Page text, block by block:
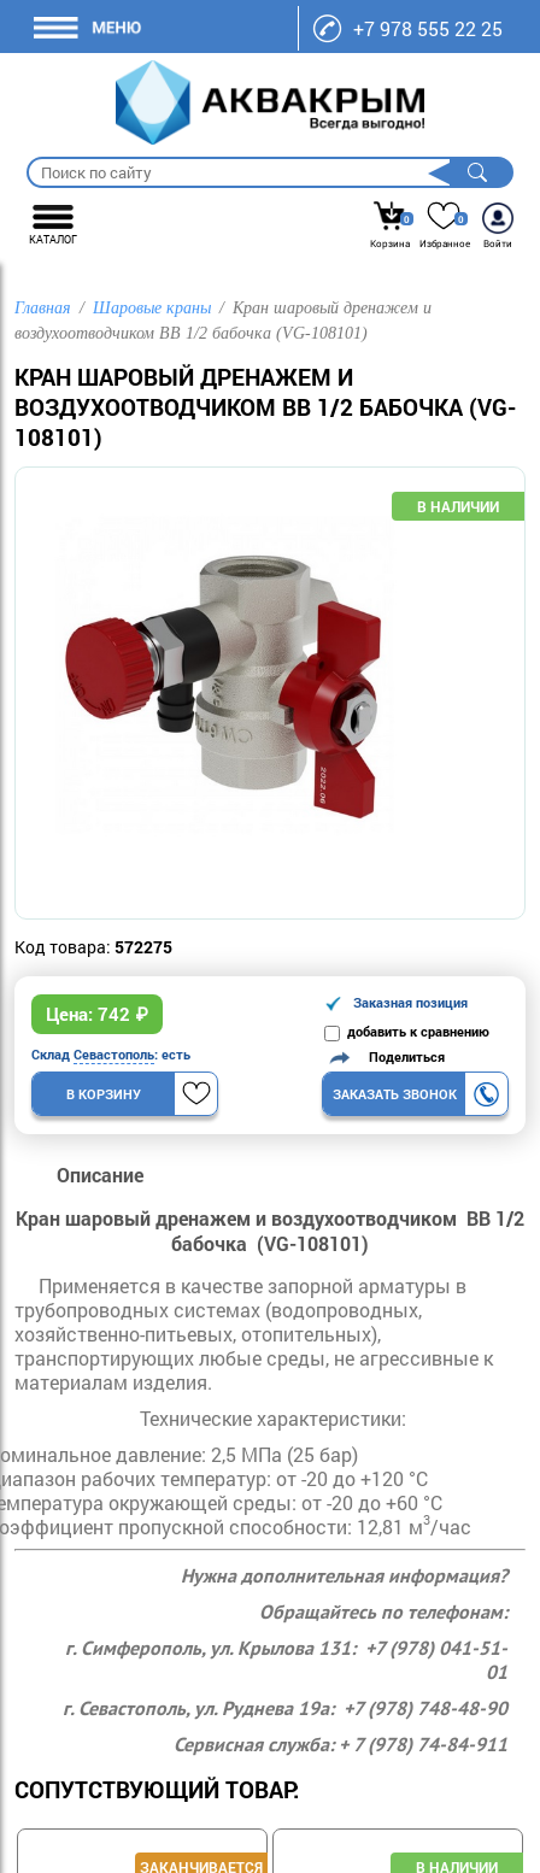
+7 978 555 22 25
КАТАЛОГ
0
Корзина
0
Избранное
Войти
Главная Шаровые краны
Кран шаровый дренажем и
воздухоотводчиком ВВ 1/2 бабочка (VG-108101)
КРАН ШАРОВЫЙ ДРЕНАЖЕМ И
ВОЗДУХООТВОДЧИКОМ ВВ 1/2 БАБОЧКА (VG-
108101)
Код товара: 572275
Цена: 742 ₽
Заказная позиция
добавить к сравнению
Склад Севастополь: есть
В КОРЗИНУ
Поделиться
ЗАКАЗАТЬ ЗВОНОК
Описание
Кран шаровый дренажем и воздухоотводчиком ВВ 1/2
бабочка (VG-108101)
Применяется в качестве запорной арматуры в
трубопроводных системах (водопроводных,
хозяйственно-питьевых, отопительных),
транспортирующих любые среды, не агрессивные к
материалам изделия.
Технические характеристики:
давление: 2,5 МПа (25 бар)
рабочих температур: от -20 до +120 °С
окружающей среды: от -20 до +60 °С
пропускной способности: 12,81 м3/час
Нужна дополнительная информация?
Обращайтесь по телефонам:
г. Симферополь, ул. Крылова 131: +7 (978) 041-51-
01
г. Севастополь, ул. Руднева 19а: +7 (978) 748-48-90
Сервисная служба: + 7 (978) 74-84-911
СОПУТСТВУЮЩИЙ ТОВАР: